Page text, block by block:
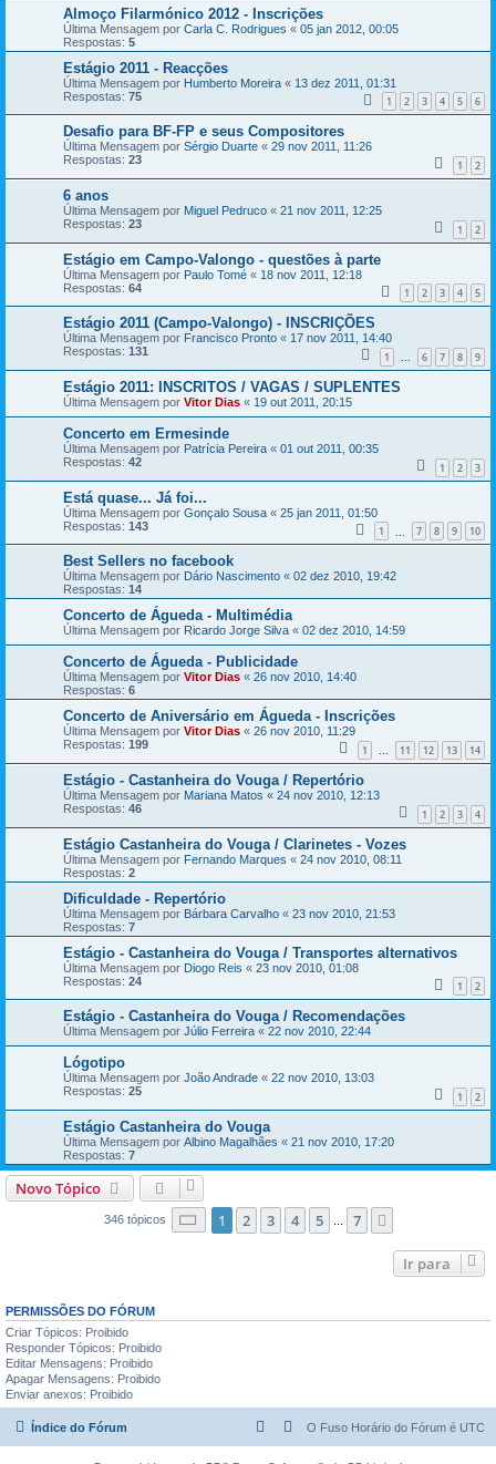
Almoço Filarmónico 2012 - Inscrições
Última Mensagem por Carla C. Rodrigues « 05 jan 2012, 00:05
Respostas: 5
Estágio 2011 - Reacções
Última Mensagem por Humberto Moreira « 13 dez 2011, 01:31
Respostas: 75 1 2 3 4 5 6
Desafio para BF-FP e seus Compositores
Última Mensagem por Sérgio Duarte « 29 nov 2011, 11:26
Respostas: 23 1 2
6 anos
Última Mensagem por Miguel Pedruco « 21 nov 2011, 12:25
Respostas: 23 1 2
Estágio em Campo-Valongo - questões à parte
Última Mensagem por Paulo Tomé « 18 nov 2011, 12:18
Respostas: 64 1 2 3 4 5
Estágio 2011 (Campo-Valongo) - INSCRIÇÕES
Última Mensagem por Francisco Pronto « 17 nov 2011, 14:40
Respostas: 131 1 ... 6 7 8 9
Estágio 2011: INSCRITOS / VAGAS / SUPLENTES
Última Mensagem por Vitor Dias « 19 out 2011, 20:15
Concerto em Ermesinde
Última Mensagem por Patrícia Pereira « 01 out 2011, 00:35
Respostas: 42 1 2 3
Está quase... Já foi...
Última Mensagem por Gonçalo Sousa « 25 jan 2011, 01:50
Respostas: 143 1 7 8 9 10
Best Sellers no facebook
Última Mensagem por Dário Nascimento « 02 dez 2010, 19:42
Respostas: 14
Concerto de Águeda - Multimédia
Última Mensagem por Ricardo Jorge Silva « 02 dez 2010, 14:59
Concerto de Águeda - Publicidade
Última Mensagem por Vitor Dias « 26 nov 2010, 14:40
Respostas: 6
Concerto de Aniversário em Águeda - Inscrições
Última Mensagem por Vitor Dias « 26 nov 2010, 11:29
Respostas: 199 1 ... 11 12 13 14
Estágio - Castanheira do Vouga / Repertório
Última Mensagem por Mariana Matos « 24 nov 2010, 12:13
Respostas: 46 1 2 3 4
Estágio Castanheira do Vouga / Clarinetes - Vozes
Última Mensagem por Fernando Marques « 24 nov 2010, 08:11
Respostas: 2
Dificuldade - Repertório
Última Mensagem por Bárbara Carvalho « 23 nov 2010, 21:53
Respostas: 7
Estágio - Castanheira do Vouga / Transportes alternativos
Última Mensagem por Diogo Reis « 23 nov 2010, 01:08
Respostas: 24 1 2
Estágio - Castanheira do Vouga / Recomendações
Última Mensagem por Júlio Ferreira « 22 nov 2010, 22:44
Lógotipo
Última Mensagem por João Andrade « 22 nov 2010, 13:03
Respostas: 25 1 2
Estágio Castanheira do Vouga
Última Mensagem por Albino Magalhães « 21 nov 2010, 17:20
Respostas: 7
Novo Tópico
346 tópicos Página de
1 2 3 4 5 7
Ir para
PERMISSÕES DO FÓRUM
Criar Tópicos: Proibido
Responder Tópicos: Proibido
Editar Mensagens: Proibido
Apagar Mensagens: Proibido
Enviar anexos: Proibido
Índice do Fórum O Fuso Horário do Fórum é UTC